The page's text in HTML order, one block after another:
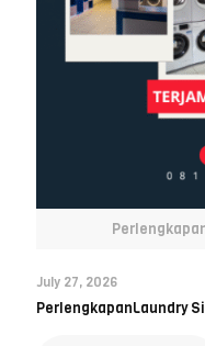
July 27, 2026
PerlengkapanLaundry